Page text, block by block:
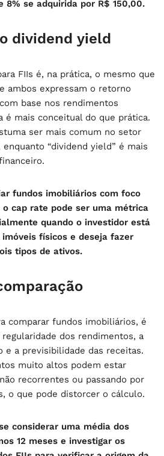
8% se adquirida por R$ 150,00.
dividend yield
FIIs é, na prática, o mesmo que
ambos expressam o retorno
base nos rendimentos
é mais conceitual do que prática.
ser mais comum no setor
“dividend yield” é mais
fundos imobiliários com foco
o cap rate pode ser uma métrica
quando o investidor está
físicos e deseja fazer
tipos de ativos.
comparar fundos imobiliários, é
dos rendimentos, a
e a previsibilidade das receitas.
muito altos podem estar
recorrentes ou passando por
o que pode distorcer o cálculo.
considerar uma média dos
12 meses e investigar os